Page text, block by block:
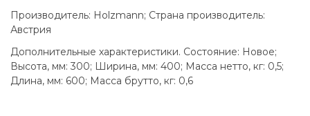
Производитель: Holzmann; Страна производитель:
Австрия
Дополнительные характеристики. Состояние: Новое;
Высота, мм: 300; Ширина, мм: 400; Масса нетто, кг: 0,5;
Длина, мм: 600; Масса брутто, кг: 0,6